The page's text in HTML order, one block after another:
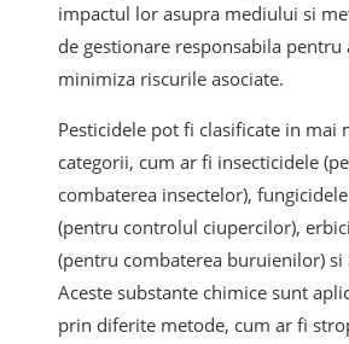
impactul lor asupra mediului si
de gestionare responsabila pentru
minimiza riscurile asociate.
Pesticidele pot fi clasificate in mai
categorii, cum ar fi insecticidele
combaterea insectelor), fungicidele
(pentru controlul ciupercilor),
(pentru combaterea buruienilor) si
Aceste substante chimice sunt
prin diferite metode, cum ar fi